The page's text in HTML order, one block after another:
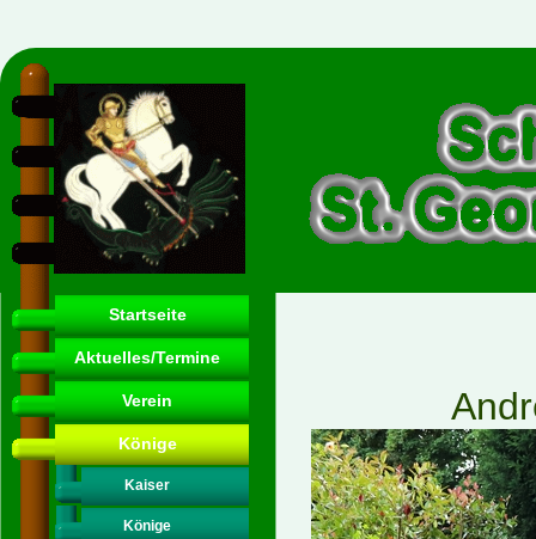
Startseite
Aktuelles/Termine
Verein
Könige
Kaiser
Könige